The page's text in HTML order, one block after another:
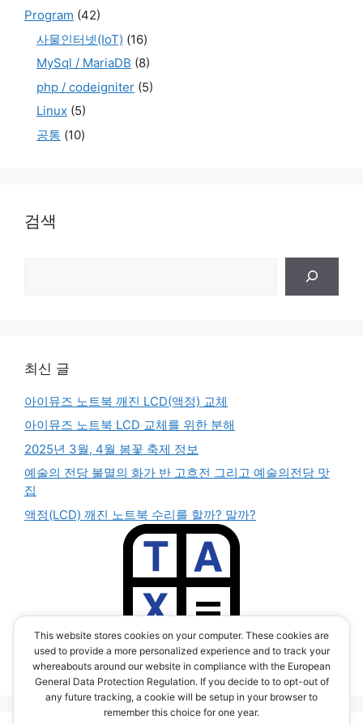
Program (42)
사물인터넷(IoT) (16)
MySql / MariaDB (8)
php / codeigniter (5)
Linux (5)
공통 (10)
검색
최신 글
아이뮤즈 노트북 깨진 LCD(액정) 교체
아이뮤즈 노트북 LCD 교체를 위한 분해
2025년 3월, 4월 봄꽃 축제 정보
예술의 전당 불멸의 화가 반 고흐전 그리고 예술의전당 맛
집
액정(LCD) 깨진 노트북 수리를 할까? 말까?
부가세 계산기 앱
(TAX CALC APP)
This website stores cookies on your computer. These cookies are
used to provide a more personalized experience and to track your
whereabouts around our website in compliance with the European
General Data Protection Regulation. If you decide to to opt-out of
any future tracking, a cookie will be setup in your browser to
remember this choice for one year.